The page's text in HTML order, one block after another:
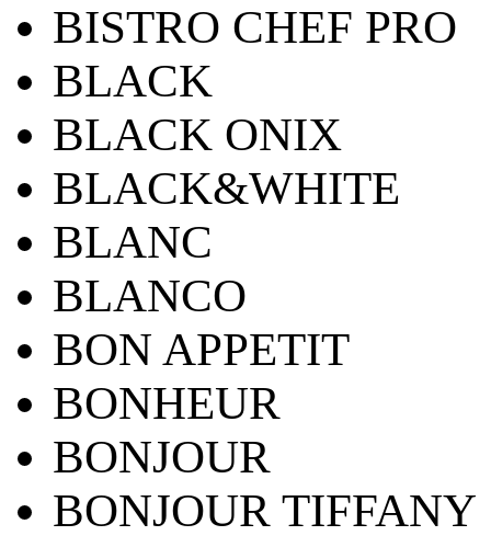
BISTRO CHEF PRO
BLACK
BLACK ONIX
BLACK&WHITE
BLANC
BLANCO
BON APPETIT
BONHEUR
BONJOUR
BONJOUR TIFFANY